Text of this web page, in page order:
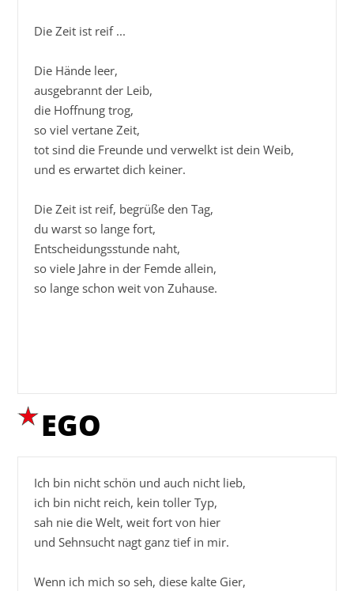
Die Zeit ist reif ...
Die Hände leer,
ausgebrannt der Leib,
die Hoffnung trog,
so viel vertane Zeit,
tot sind die Freunde und verwelkt ist dein Weib,
und es erwartet dich keiner.
Die Zeit ist reif, begrüße den Tag,
du warst so lange fort,
Entscheidungsstunde naht,
so viele Jahre in der Femde allein,
so lange schon weit von Zuhause.
EGO
Ich bin nicht schön und auch nicht lieb,
ich bin nicht reich, kein toller Typ,
sah nie die Welt, weit fort von hier
und Sehnsucht nagt ganz tief in mir.
Wenn ich mich so seh, diese kalte Gier,